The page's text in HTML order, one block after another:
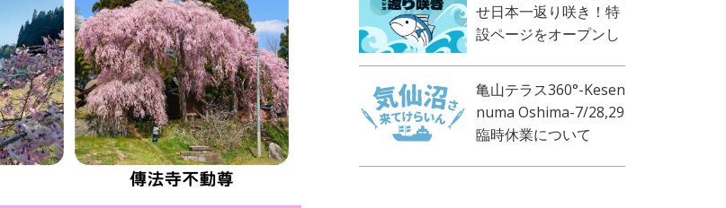
せ日本一返り咲き！特
設ページをオープンし
亀山テラス360°-Kesen
numa Oshima-7/28,29
臨時休業について